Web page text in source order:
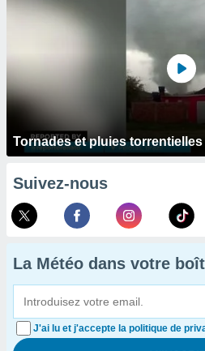
Tornades et pluies torrentielles
Suivez-nous
La Météo dans votre
J'ai lu et j'accepte la politique de